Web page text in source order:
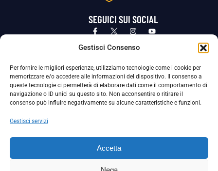
Gestisci Consenso
Per fornire le migliori esperienze, utilizziamo tecnologie come i cookie per
memorizzare e/o accedere alle informazioni del dispositivo. Il consenso a
queste tecnologie ci permetterà di elaborare dati come il comportamento di
navigazione o ID unici su questo sito. Non acconsentire o ritirare il
consenso può influire negativamente su alcune caratteristiche e funzioni.
Gestisci servizi
Accetta
SEGUICI SUI SOCIAL
Privacy Policy Cookie Policy
La Società ha nominato il Responsabile della Protezione dei Dati Personali (DPO), figura specializzata che vigila sulle modalità
adottate dalla nostra Società per tutelare i Suoi dati personali.
Per contattare il DPO può scrivere a